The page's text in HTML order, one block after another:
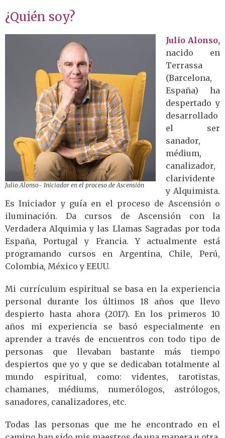
¿Quién soy?
Julio Alonso- Iniciador en el proceso de Ascensión
Julio Alonso,
nacido en
Terrassa
(Barcelona,
España) ha
despertado y
desarrollado
el ser
sanador,
médium,
canalizador,
clarividente
y Alquimista.
Es Iniciador y guía en el proceso de Ascensión o
iluminación. Da cursos de Ascensión con la
Verdadera Alquimia y las Llamas Sagradas por toda
España, Portugal y Francia. Y actualmente está
programando cursos en Argentina, Chile, Perú,
Colombia, México y EEUU.
Mi currículum espiritual se basa en la experiencia
personal durante los últimos 18 años que llevo
despierto hasta ahora (2017). En los primeros 10
años mi experiencia se basó especialmente en
aprender a través de encuentros con todo tipo de
personas que llevaban bastante más tiempo
despiertos que yo y que se dedicaban totalmente al
mundo espiritual, como: videntes, tarotistas,
chamanes, médiums, numerólogos, astrólogos,
sanadores, canalizadores, etc.
Todas las personas que me he encontrado en el